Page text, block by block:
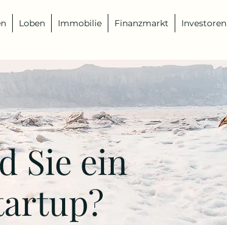
Loben Immobilie Finanzmarkt Investoren
Sie ein